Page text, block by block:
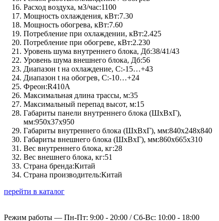
Расход воздуха, м3/час:1100
Мощность охлаждения, кВт:7.30
Мощность обогрева, кВт:7.60
Потребление при охлаждении, кВт:2.425
Потребление при обогреве, кВт:2.230
Уровень шума внутреннего блока, Дб:38/41/43
Уровень шума внешнего блока, Дб:56
Диапазон t на охлаждение, C:-15…+43
Диапазон t на обогрев, C:-10…+24
Фреон:R410A
Максимальная длина трассы, м:35
Максимальный перепад высот, м:15
Габариты панели внутреннего блока (ШхВхГ),
мм:950x37x950
Габариты внутреннего блока (ШхВхГ), мм:840x248x840
Габариты внешнего блока (ШхВхГ), мм:860x665x310
Вес внутреннего блока, кг:28
Вес внешнего блока, кг:51
Страна бренда:Китай
Страна производитель:Китай
перейти в каталог
Режим работы — Пн-Пт: 9:00 - 20:00 / Сб-Вс: 10:00 - 18:00